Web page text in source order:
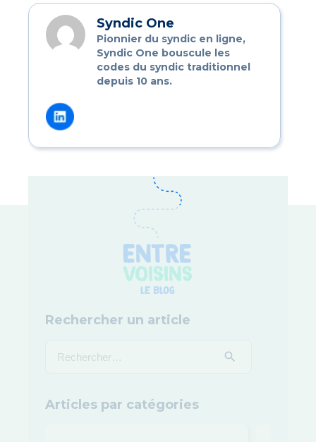
Syndic One
Pionnier du syndic en ligne,
Syndic One bouscule les
codes du syndic traditionnel
depuis 10 ans.
Rechercher un article
Articles par catégories